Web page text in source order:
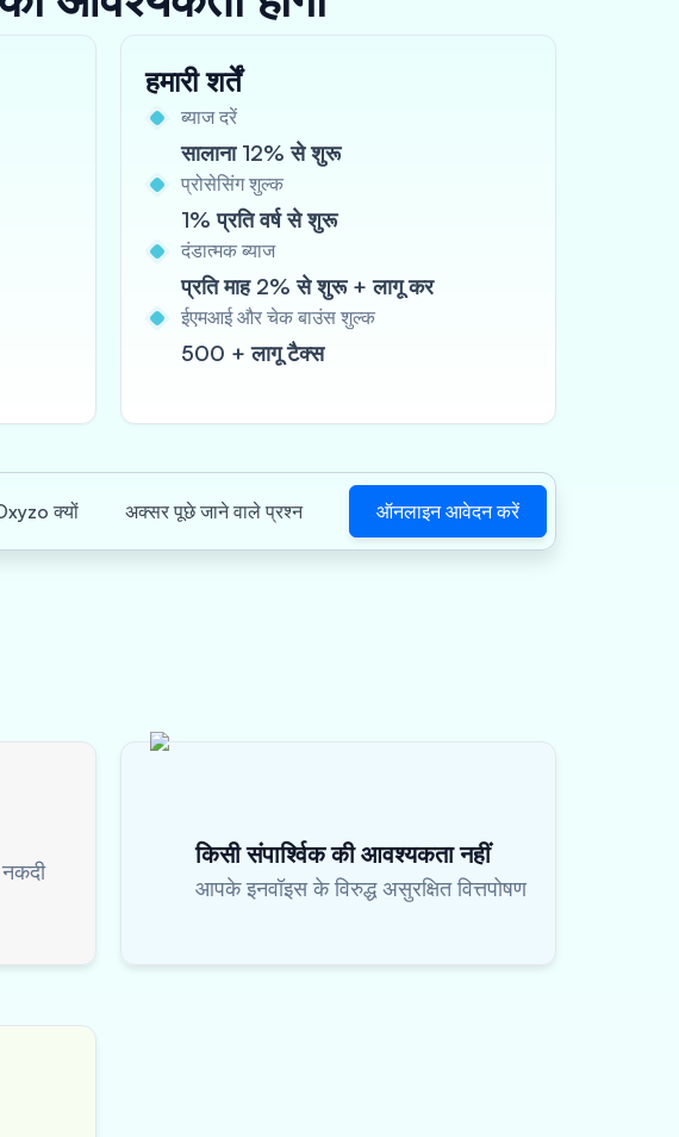
हमारी शर्तें
ब्याज दरें
सालाना 12% से शुरू
प्रोसेसिंग शुल्क
1% प्रति वर्ष से शुरू
दंडात्मक ब्याज
प्रति माह 2% से शुरू + लागू कर
ईएमआई और चेक बाउंस शुल्क
500 + लागू टैक्स
क्यों अक्सर पूछे जाने वाले प्रश्न ऑनलाइन आवेदन करें
नकदी
किसी संपार्श्विक की आवश्यकता नहीं
आपके इनवॉइस के विरुद्ध असुरक्षित वित्तपोषण